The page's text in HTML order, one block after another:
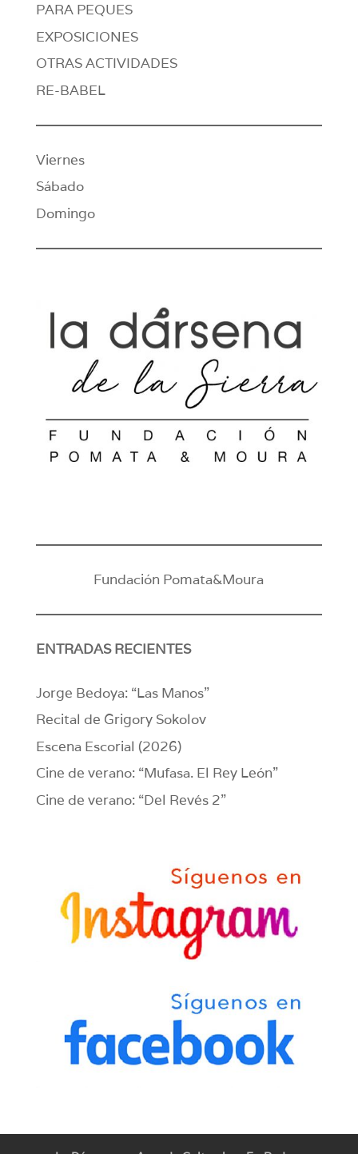
PARA PEQUES
EXPOSICIONES
OTRAS ACTIVIDADES
RE-BABEL
Viernes
Sábado
Domingo
Fundación Pomata&Moura
ENTRADAS RECIENTES
Jorge Bedoya: “Las Manos”
Recital de Grigory Sokolov
Escena Escorial (2026)
Cine de verano: “Mufasa. El Rey León”
Cine de verano: “Del Revés 2”